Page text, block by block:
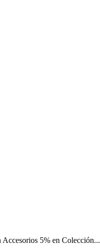
Accesorios 5% en Colección...